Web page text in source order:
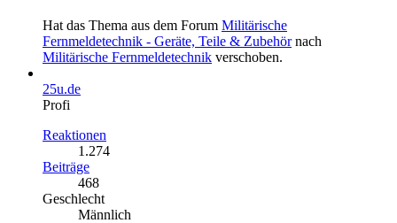
Hat das Thema aus dem Forum Militärische
Fernmeldetechnik - Geräte, Teile & Zubehörnach
Militärische Fernmeldetechnik verschoben.
25u.de
Profi
Reaktionen
1.274
Beiträge
468
Geschlecht
Männlich